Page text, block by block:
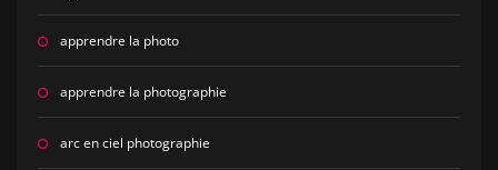
apprendre la photo
apprendre la photographie
arc en ciel photographie